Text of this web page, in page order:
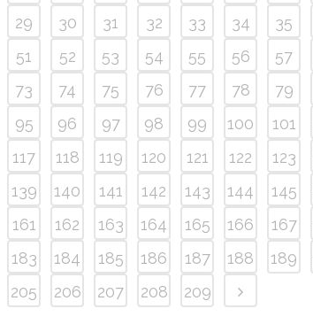
29 30 31 32 33 34 35
51 52 53 54 55 56 57
73 74 75 76 77 78 79
95 96 97 98 99 100 101
117 118 119 120 121 122 123
139 140 141 142 143 144 145
161 162 163 164 165 166 167
183 184 185 186 187 188 189
205 206 207 208 209